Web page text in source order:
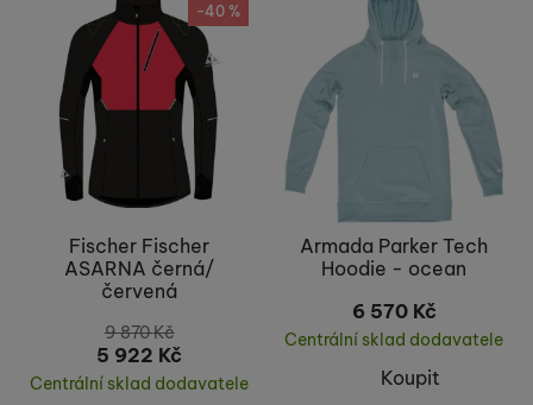
-40 %
Fischer Fischer
ASARNA černá/
červená
9 870Kč
5 922 Kč
Centrální sklad dodavatele
Armada Parker Tech
Hoodie - ocean
6 570 Kč
Centrální sklad dodavatele
Koupit